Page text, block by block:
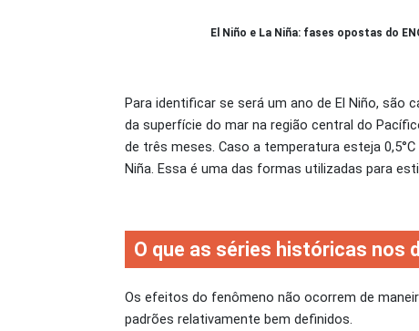
El Niño e La Niña: fases opostas do
Para identificar se será um ano de El Niño, são
da superfície do mar na região central do
de três meses. Caso a temperatura esteja
Niña. Essa é uma das formas utilizadas para
O que as séries históricas nos
Os efeitos do fenômeno não ocorrem de
padrões relativamente bem definidos.